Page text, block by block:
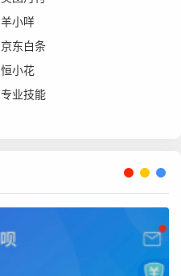
羊小咩
京东白条
恒小花
专业技能